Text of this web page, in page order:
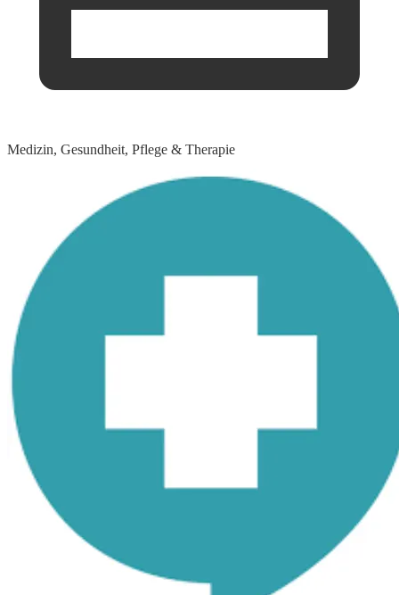
Medizin, Gesundheit, Pflege & Therapie